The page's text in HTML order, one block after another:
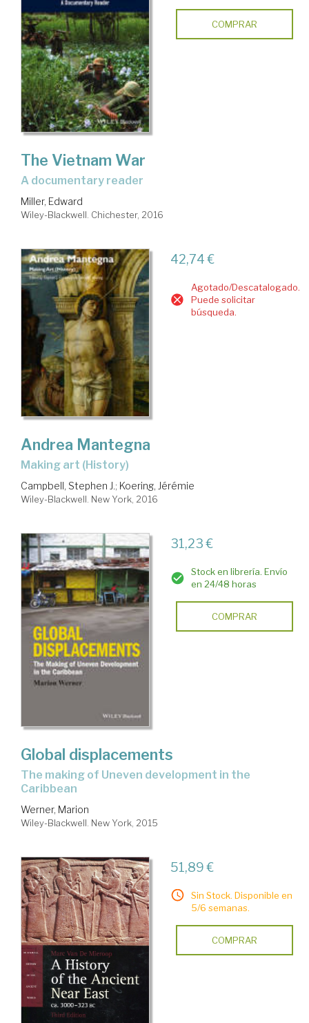
COMPRAR
The Vietnam War
a documentary reader
Miller, Edward
Wiley-Blackwell. Chichester, 2016
42,74 €
Agotado/Descatalogado.
Puede solicitar
búsqueda.
Andrea Mantegna
making art (History)
Campbell, Stephen J.; Koering, Jérémie
Wiley-Blackwell. New York, 2016
31,23 €
Stock en librería. Envío
en 24/48 horas
COMPRAR
Global displacements
the making of Uneven development in the
Caribbean
Werner, Marion
Wiley-Blackwell. New York, 2015
51,89 €
Sin Stock. Disponible en
5/6 semanas.
COMPRAR